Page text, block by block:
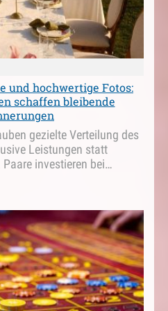
und hochwertige Fotos:
schaffen bleibende
gezielte Verteilung des
Leistungen statt
investieren bei…